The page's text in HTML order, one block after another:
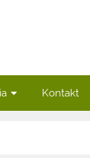
Kontakt